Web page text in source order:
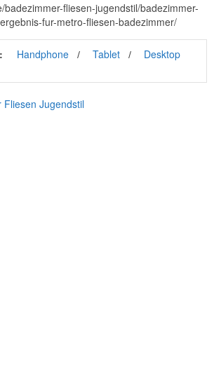
badezimmer-fliesen-jugendstil/badezimmer-
fur-metro-fliesen-badezimmer/
Handphone Tablet
Desktop
Fliesen Jugendstil